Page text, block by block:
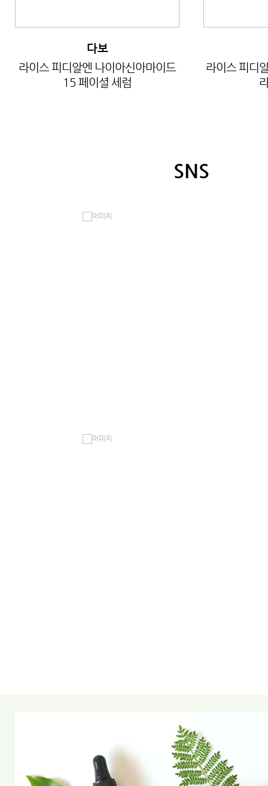
다보
라이스 피디알엔 나이아신아마이드
15 페이셜 세럼
라이스 피디
SNS